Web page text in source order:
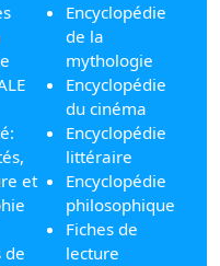
et
de
Encyclopédie
de la
mythologie
Encyclopédie
du cinéma
Encyclopédie
littéraire
Encyclopédie
philosophique
Fiches de
lecture